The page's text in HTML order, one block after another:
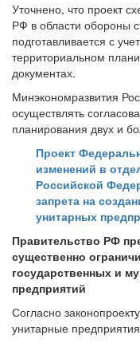
Уточнено, что проект
РФ в области обороны
подготавливается с
территориальном
документах.
Минэкономразвития
осуществлять
планирования двух и
Проект
изменений в
Российской
запрета на
унитарных
Правительство РФ
существенно
государственных и
предприятий
Согласно
унитарные предприятия